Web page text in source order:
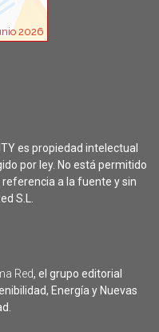
es propiedad intelectual
por ley. No está permitido
a la fuente y sin
S.L.
Red, el grupo editorial
Energía y Nuevas